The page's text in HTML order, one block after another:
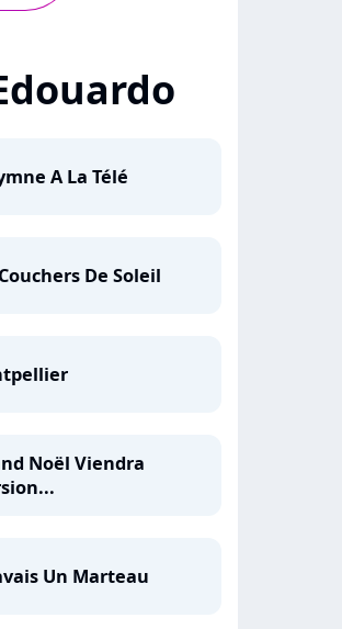
A La Télé
De Soleil
Noël Viendra
Un Marteau